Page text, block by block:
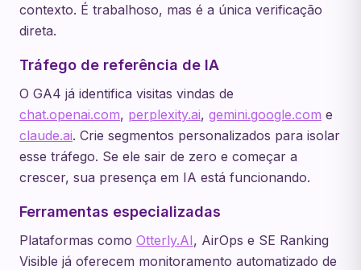
contexto. É trabalhoso, mas é a única verificação
direta.
Tráfego de referência de IA
O GA4 já identifica visitas vindas de
chat.openai.com, perplexity.ai, gemini.google.com e
claude.ai. Crie segmentos personalizados para isolar
esse tráfego. Se ele sair de zero e começar a
crescer, sua presença em IA está funcionando.
Ferramentas especializadas
Plataformas como Otterly.AI, AirOps e SE Ranking
Visible já oferecem monitoramento automatizado de